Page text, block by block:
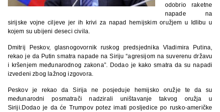
odobrio raketne
napade na
sirijske vojne ciljeve jer ih krivi za napad hemijskim oružjem u Idlibu u
kojem su ubijeni deseci civila.
Dmitrij Peskov, glasnogovornik ruskog predsjednika Vladimira Putina,
rekao je da Putin smatra napade na Siriju “agresijom na suverenu državu
i kršenjem međunarodnog zakona”. Dodao je kako smatra da su napadi
izvedeni zbog lažnog izgovora.
Peskov je rekao da Sirija ne posjeduje hemijsko oružje te da su
međunarodni posmatrači nadzirali uništavanje takvog oružja u
Siriji.Dodao je da će Trumpov potez imati posljedice po rusko-američke